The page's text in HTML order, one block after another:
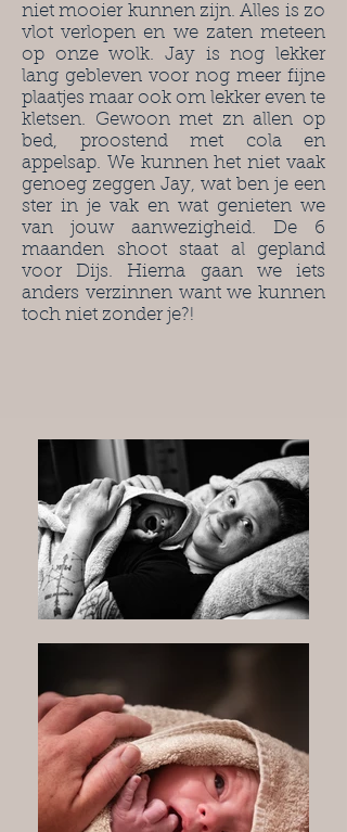
niet mooier kunnen zijn. Alles is zo
vlot verlopen en we zaten meteen
op onze wolk. Jay is nog lekker
lang gebleven voor nog meer fijne
plaatjes maar ook om lekker even te
kletsen. Gewoon met zn allen op
bed, proostend met cola en
appelsap. We kunnen het niet vaak
genoeg zeggen Jay, wat ben je een
ster in je vak en wat genieten we
van jouw aanwezigheid. De 6
maanden shoot staat al gepland
voor Dijs. Hierna gaan we iets
anders verzinnen want we kunnen
toch niet zonder je?!